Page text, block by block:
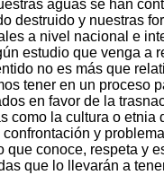
aguas se han
destruido y nuestras
a nivel nacional e
estudio que venga a
no es más que
tener en un proceso
en favor de la
como la cultura o etnia
y
conoce, respeta y
que lo llevarán a